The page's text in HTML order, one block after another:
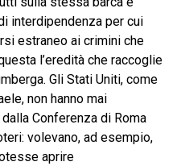
interdipendenza per cui
estraneo ai crimini che
l’eredità che raccoglie
Gli Stati Uniti, come
non hanno mai
Conferenza di Roma
volevano, ad esempio,
aprire